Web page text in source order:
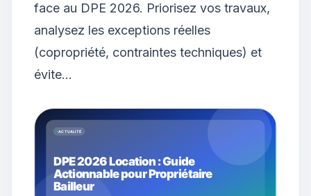
face au DPE 2026. Priorisez vos travaux,
analysez les exceptions réelles
(copropriété, contraintes techniques) et
évite…